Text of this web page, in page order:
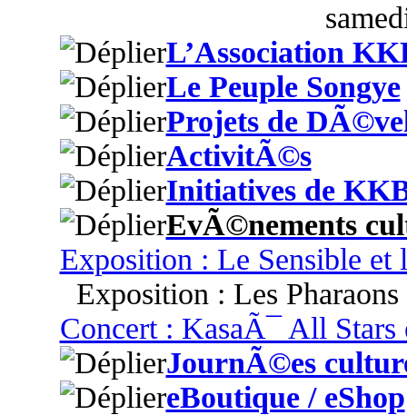
L’Association
Le Peuple Songye
Projets de
ActivitÃ©s
Initiatives de
EvÃ©nements
Exposition : Le Sensible et
Exposition : Les
Concert : KasaÃ¯ All Stars
JournÃ©es
eBoutique / eShop